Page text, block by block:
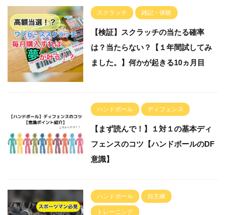
スクラッチ 雑記・体験
【検証】スクラッチの当たる確率
は？当たらない？【１年間試してみ
ました。】何かが起きる10ヵ月目
ハンドボール ディフェンス
【まず読んで！】１対１の基本ディ
フェンスのコツ【ハンドボールのDF
意識】
ハンドボール 自主練
トレーニング